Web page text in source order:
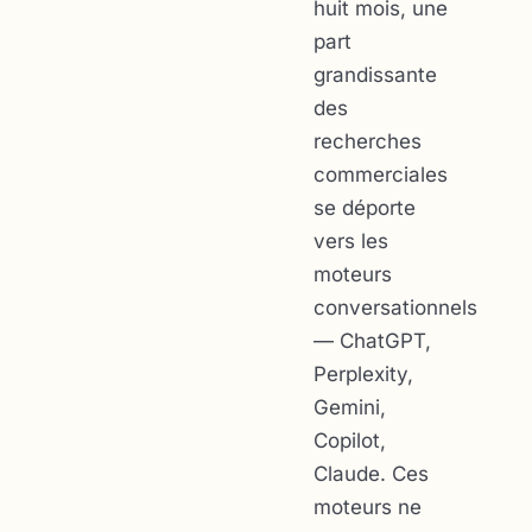
huit mois, une
part
grandissante
des
recherches
commerciales
se déporte
vers les
moteurs
conversationnels
— ChatGPT,
Perplexity,
Gemini,
Copilot,
Claude. Ces
moteurs ne